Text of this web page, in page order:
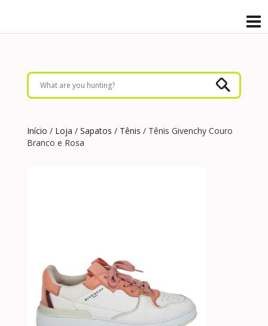
Início / Loja / Sapatos / Tênis / Tênis Givenchy Couro
Branco e Rosa